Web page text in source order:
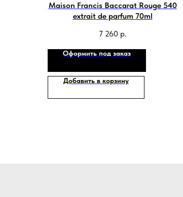
Maison Francis Baccarat Rouge 540
extrait de parfum 70ml
7 260 р.
Оформить под заказ
Добавить в корзину